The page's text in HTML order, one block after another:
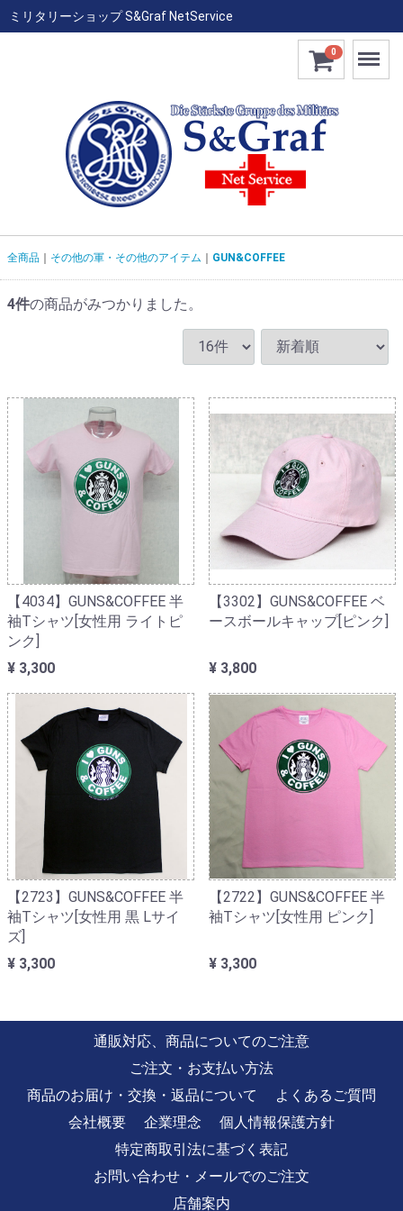
ミリタリーショップ S&Graf NetService
0 Menu
全商品 その他の軍・その他のアイテム GUN&COFFEE
4件の商品がみつかりました。
【4034】GUNS&COFFEE 半
袖Tシャツ[女性用 ライトピ
ンク]
¥ 3,300
【3302】GUNS&COFFEE ベ
ースボールキャップ[ピンク]
¥ 3,800
【2723】GUNS&COFFEE 半
袖Tシャツ[女性用 黒 Lサイ
ズ]
¥ 3,300
【2722】GUNS&COFFEE 半
袖Tシャツ[女性用 ピンク]
¥ 3,300
通販対応、商品についてのご注意
ご注文・お支払い方法
商品のお届け・交換・返品について
よくあるご質問
会社概要
企業理念
個人情報保護方針
特定商取引法に基づく表記
お問い合わせ・メールでのご注文
店舗案内